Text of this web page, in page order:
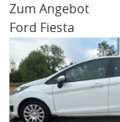
Zum Angebot
Ford Fiesta